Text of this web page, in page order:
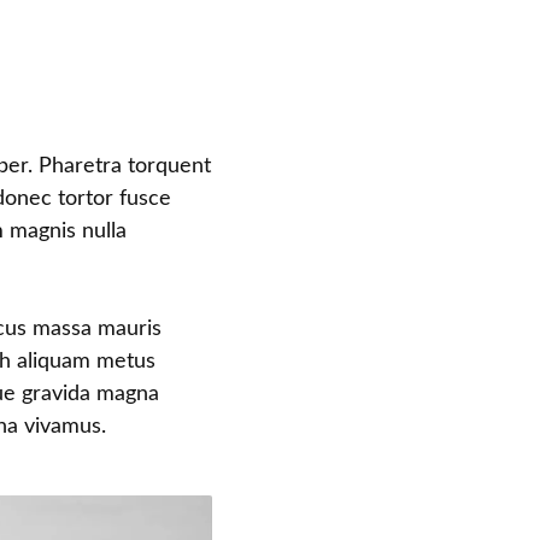
Pharetra torquent
tortor fusce
nulla
massa mauris
aliquam metus
gravida magna
vivamus.